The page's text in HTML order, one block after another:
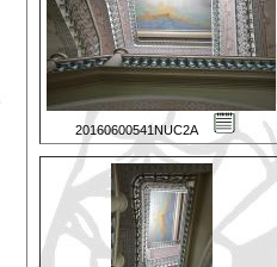
20160600541NUC2A